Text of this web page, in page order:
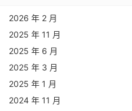
2026 年 2 月
2025 年 11 月
2025 年 6 月
2025 年 3 月
2025 年 1 月
2024 年 11 月